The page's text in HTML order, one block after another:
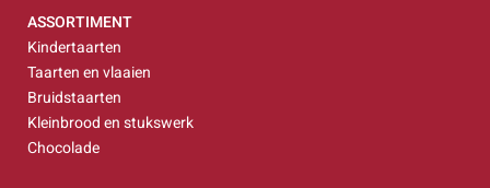
ASSORTIMENT
Kindertaarten
Taarten en vlaaien
Bruidstaarten
Kleinbrood en stukswerk
Chocolade